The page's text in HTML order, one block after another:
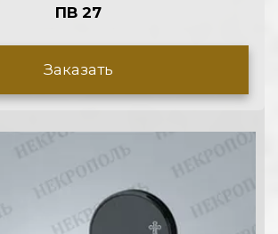
ПВ 27
Заказать